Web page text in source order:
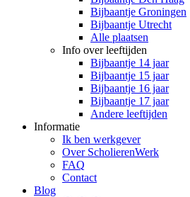
Bijbaantje Groningen
Bijbaantje Utrecht
Alle plaatsen
Info over leeftijden
Bijbaantje 14 jaar
Bijbaantje 15 jaar
Bijbaantje 16 jaar
Bijbaantje 17 jaar
Andere leeftijden
Informatie
Ik ben werkgever
Over ScholierenWerk
FAQ
Contact
Blog